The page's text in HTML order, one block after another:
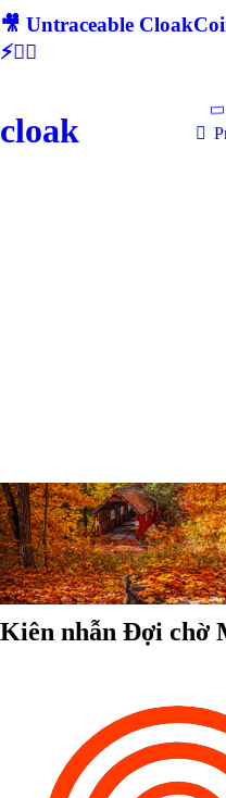
🎥 Untraceable
⚡🕵‍♂
cloak
Kiên nhẫn Đợi chờ